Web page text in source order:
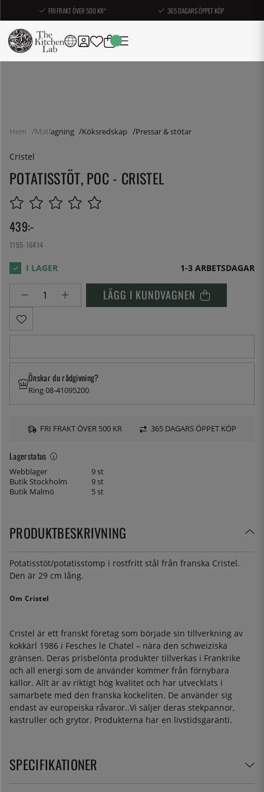
FRI FRAKT ÖVER 500 KR* 365 DAGARS ÖPPET KÖP
Hem Matlagning Köksredskap Pressar & stötar
Cristel
POTATISSTÖT, POC - CRISTEL
439:-
1155-16414
1-3 ARBETSDAGAR
LÄGG I KUNDVAGNEN
Lagerstatus
Webblager
9 st
Butik Stockholm
9 st
Butik Malmö
5 st
Önskar du rådgivning?
Ring 08-41095200
FRI FRAKT ÖVER 500 KR 365 DAGARS ÖPPET KÖP
PRODUKTBESKRIVNING
Potatisstöt/potatisstomp i rostfritt stål från franska Cristel.
Den är 29 cm lång.
Om Cristel
Cristel är ett franskt företag som började sin tillverkning av
kokkärl 1986 i Fesches le Chatel – nära den schweiziska
gränsen. Deras prisbelönta produkter tillverkas i Frankrike
och all energi som de använder kommer från förnybara
källor. Allt är av riktigt hög kvalitet och har utvecklats i
samarbete med den franska kockeliten. De använder sig
endast av europeiska råvaror..Vi säljer deras stekpannor,
kastruller och grytor. Produkterna har en livstidsgaranti.
SPECIFIKATIONER